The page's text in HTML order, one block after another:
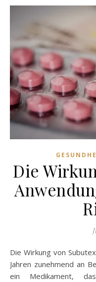
Die
Die Wirkung von Subutex ist ein Thema, das in den letzten
Jahren zunehmend an
ein Medikament,